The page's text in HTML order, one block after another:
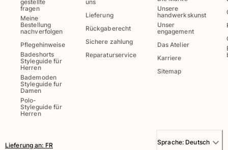
Bikinis
Oberteile
Rashguards
Alle Bademode anzeigen
Bekleidung
Kleider
Hemden
gestellte
fragen
Meine
Bestellung
nachverfolgen
Pflegehinweise
Badeshorts
Styleguide für
Herren
Bademoden
Styleguide fur
Damen
Polo-
Styleguide für
Herren
uns
Lieferung
Rückgaberecht
Sichere zahlung
Reparaturservice
Unsere
handwerkskunst
Unser
engagement
Das Atelier
Karriere
Sitemap
Lieferung an: FR Sprache: Deutsch